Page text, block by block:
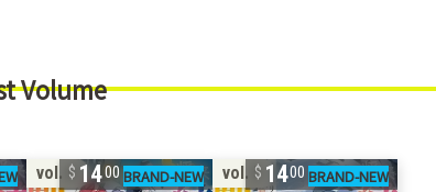
Volume
vol. 6 1400 vol. 5 1400